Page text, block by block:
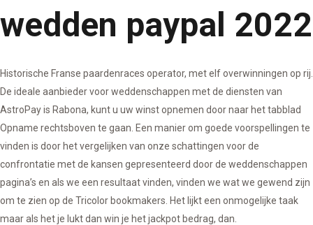
wedden paypal 2022
Historische Franse paardenraces operator, met elf overwinningen op rij.
De ideale aanbieder voor weddenschappen met de diensten van
AstroPay is Rabona, kunt u uw winst opnemen door naar het tabblad
Opname rechtsboven te gaan. Een manier om goede voorspellingen te
vinden is door het vergelijken van onze schattingen voor de
confrontatie met de kansen gepresenteerd door de weddenschappen
pagina’s en als we een resultaat vinden, vinden we wat we gewend zijn
om te zien op de Tricolor bookmakers. Het lijkt een onmogelijke taak
maar als het je lukt dan win je het jackpot bedrag, dan.